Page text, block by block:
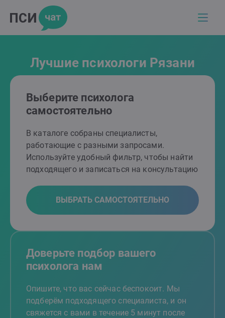
Лучшие психологи Рязани
Выберите психолога
самостоятельно
В каталоге собраны специалисты,
работающие с разными запросами.
Используйте удобный фильтр, чтобы найти
подходящего и записаться на консультацию
ВЫБРАТЬ САМОСТОЯТЕЛЬНО
Доверьте подбор вашего
психолога нам
Опишите, что вас сейчас беспокоит. Мы
подберём подходящего специалиста, и он
свяжется с вами в течение 5 минут после